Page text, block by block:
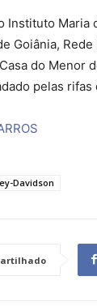
Instituto Maria
Goiânia,
do Menor
pelas rifas
Davidson